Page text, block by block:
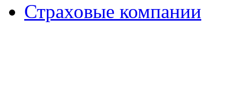
Страховые компании